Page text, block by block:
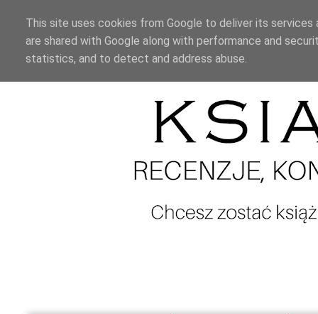
This site uses cookies from Google to deliver its
are shared with Google along with performance and
statistics, and to detect and address abuse.